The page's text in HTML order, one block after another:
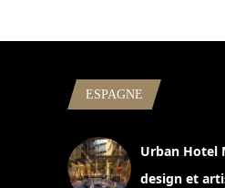
ESPAGNE
Urban Hotel
design et